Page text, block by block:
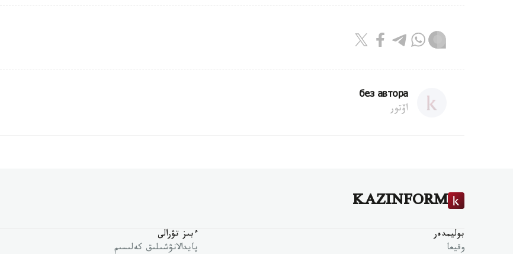
без автора
اۆتور
KAZINFORM
بوليمدەر
وقيعا
ءبىز تۋرالى
پايدالانۋشىلىق كەلىسىم